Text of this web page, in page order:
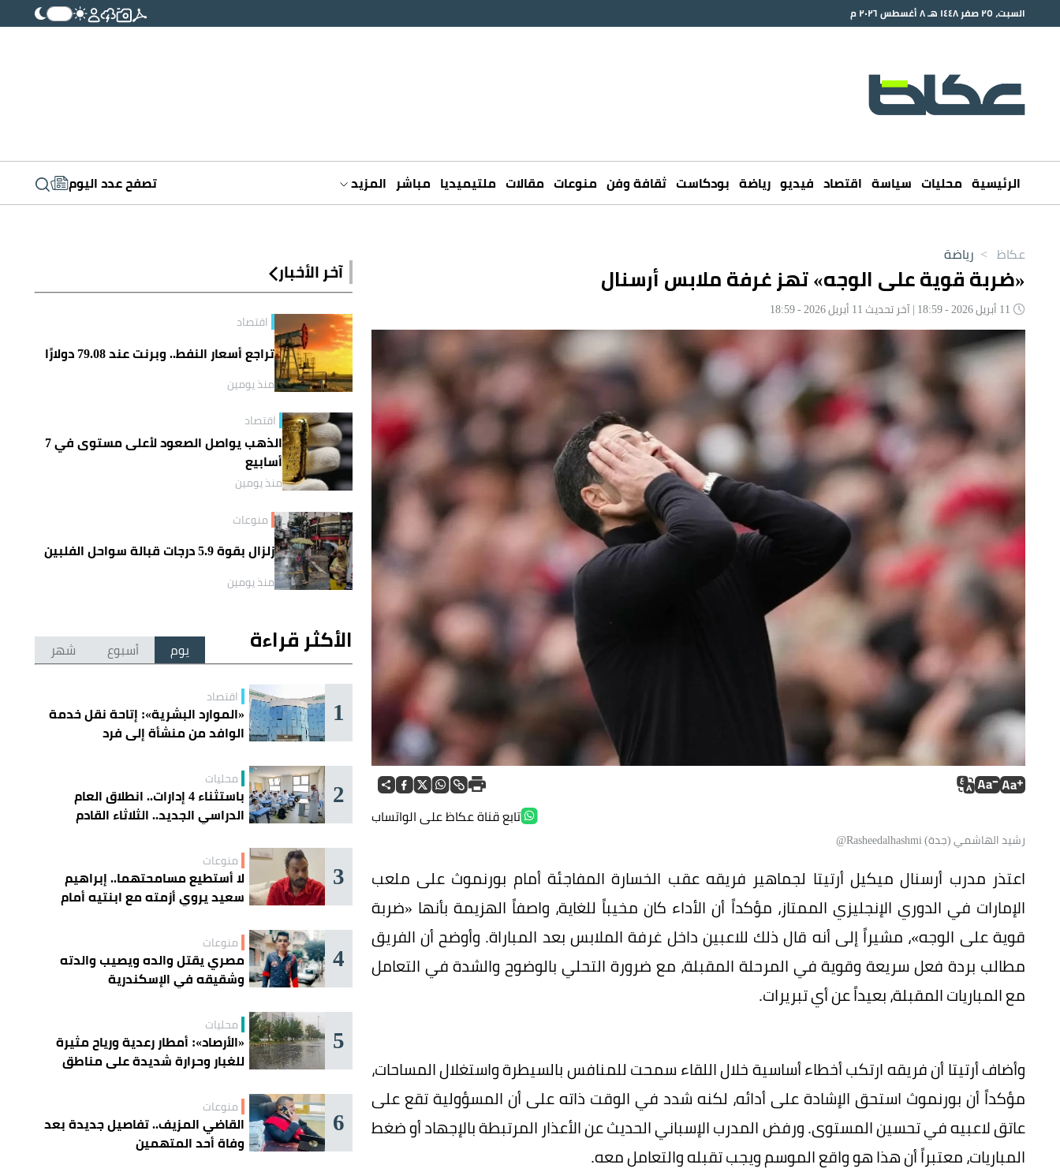
السبت، ٢٥ صفر ١٤٤٨ هـ ٨ أغسطس ٢٠٢٦ م
الرئيسية محليات سياسة اقتصاد فيديو رياضة بودكاست ثقافة وفن منوعات مقالات ملتيميديا مباشر المزيد تصفح عدد اليوم
عكاظ > رياضة
«ضربة قوية على الوجه» تهز غرفة ملابس أرسنال
تابع قناة عكاظ على الواتساب
رشيد الهاشمي (جدة) Rasheedalhashmi@
اعتذر مدرب أرسنال ميكيل أرتيتا لجماهير فريقه عقب الخسارة المفاجئة أمام بورنموث على ملعب
الإمارات في الدوري الإنجليزي الممتاز، مؤكداً أن الأداء كان مخيباً للغاية، واصفاً الهزيمة بأنها «ضربة
قوية على الوجه»، مشيراً إلى أنه قال ذلك للاعبين داخل غرفة الملابس بعد المباراة. وأوضح أن الفريق
مطالب بردة فعل سريعة وقوية في المرحلة المقبلة، مع ضرورة التحلي بالوضوح والشدة في التعامل
مع المباريات المقبلة، بعيداً عن أي تبريرات.
وأضاف أرتيتا أن فريقه ارتكب أخطاء أساسية خلال اللقاء سمحت للمنافس بالسيطرة واستغلال المساحات،
مؤكداً أن بورنموث استحق الإشادة على أدائه، لكنه شدد في الوقت ذاته على أن المسؤولية تقع على
عاتق لاعبيه في تحسين المستوى. ورفض المدرب الإسباني الحديث عن الأعذار المرتبطة بالإجهاد أو ضغط
المباريات، معتبراً أن هذا هو واقع الموسم ويجب تقبله والتعامل معه.
آخر الأخبار
اقتصاد
تراجع أسعار النفط.. وبرنت عند 79.08 دولارًا
منذ يومين
اقتصاد
الذهب يواصل الصعود لأعلى مستوى في 7
أسابيع
منذ يومين
منوعات
زلزال بقوة 5.9 درجات قبالة سواحل الفلبين
منذ يومين
الأكثر قراءة يوم أسبوع شهر
1 اقتصاد
«الموارد البشرية»: إتاحة نقل خدمة
الوافد من منشأة إلى فرد
2 محليات
باستثناء 4 إدارات.. انطلاق العام
الدراسي الجديد.. الثلاثاء القادم
3 منوعات
لا أستطيع مسامحتهما.. إبراهيم
سعيد يروي أزمته مع ابنتيه أمام
4 منوعات
مصري يقتل والده ويصيب والدته
وشقيقه في الإسكندرية
5 محليات
«الأرصاد»: أمطار رعدية ورياح مثيرة
للغبار وحرارة شديدة على مناطق
6 منوعات
القاضي المزيف.. تفاصيل جديدة بعد
وفاة أحد المتهمين